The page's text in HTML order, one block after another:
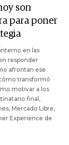
son
para poner
en las
responder
afrontan ese
transformó
motivar a los
final,
Mercado Libre,
Experience de